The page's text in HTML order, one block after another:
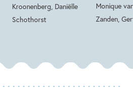
Kroonenberg, Daniëlle
Schothorst
Monique
Zanden,